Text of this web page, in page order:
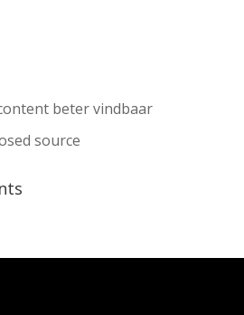
beter vindbaar
source